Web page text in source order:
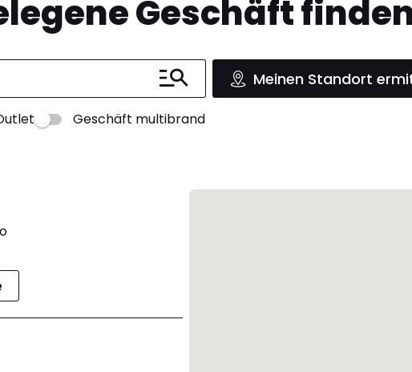
Geschäft
Meinen Standort
Geschäft multibrand